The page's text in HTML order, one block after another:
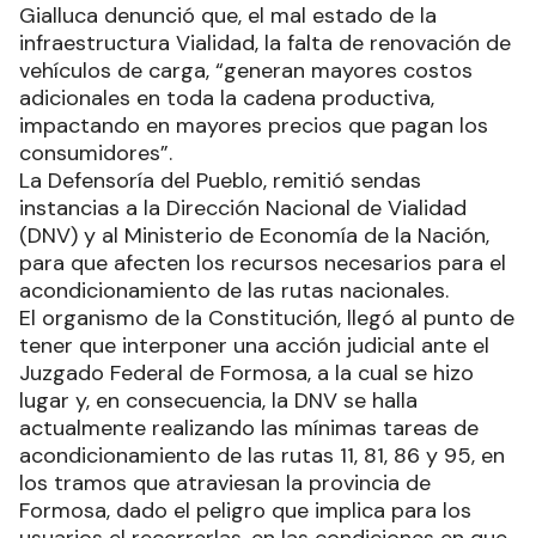
Gialluca denunció que, el mal estado de la
infraestructura Vialidad, la falta de renovación de
vehículos de carga, “generan mayores costos
adicionales en toda la cadena productiva,
impactando en mayores precios que pagan los
consumidores”.
La Defensoría del Pueblo, remitió sendas
instancias a la Dirección Nacional de Vialidad
(DNV) y al Ministerio de Economía de la Nación,
para que afecten los recursos necesarios para el
acondicionamiento de las rutas nacionales.
El organismo de la Constitución, llegó al punto de
tener que interponer una acción judicial ante el
Juzgado Federal de Formosa, a la cual se hizo
lugar y, en consecuencia, la DNV se halla
actualmente realizando las mínimas tareas de
acondicionamiento de las rutas 11, 81, 86 y 95, en
los tramos que atraviesan la provincia de
Formosa, dado el peligro que implica para los